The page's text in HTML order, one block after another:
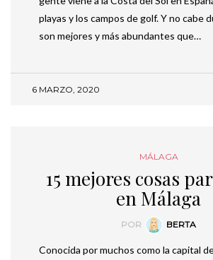
playas y los campos de golf. Y no cabe
son mejores y más abundantes que…
6 MARZO, 2020
MÁLAGA
15 mejores cosas
en Málaga
POR BERTA
Conocida por muchos como la capital